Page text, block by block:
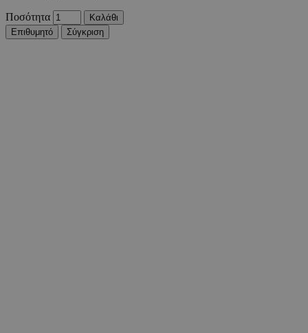
Ποσότητα
Καλάθι
Επιθυμητό
Σύγκριση